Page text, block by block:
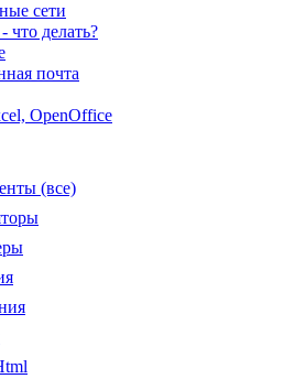
сети
делать?
почта
OpenOffice
(все)